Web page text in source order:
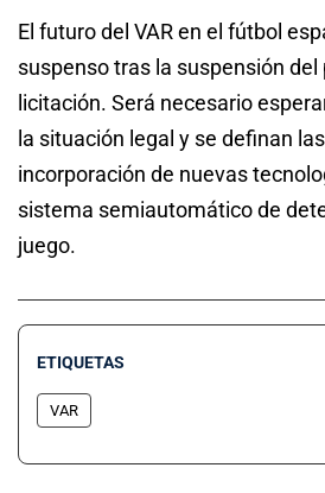
El futuro del VAR en el fútbol
suspenso tras la suspensión del
licitación. Será necesario
la situación legal y se definan
incorporación de nuevas
sistema semiautomático de
juego.
ETIQUETAS
VAR